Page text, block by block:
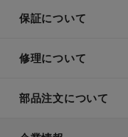
保証について
修理について
部品注文について